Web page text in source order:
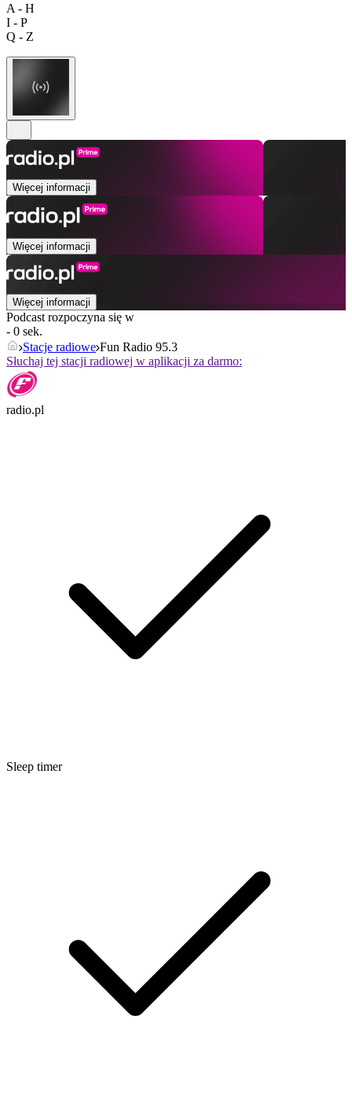
A - H
I - P
Q - Z
Więcej informacji
Więcej informacji
Więcej informacji
Podcast rozpoczyna się w
- 0 sek.
Stacje radiowe Fun Radio 95.3
Słuchaj tej stacji radiowej w aplikacji za darmo:
radio.pl
Sleep timer